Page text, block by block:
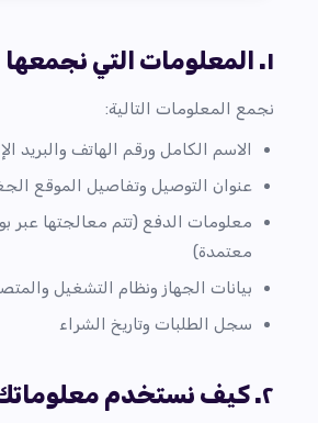
١. المعلومات التي نجمعها
نجمع المعلومات التالية:
الاسم الكامل ورقم الهاتف والبريد
عنوان التوصيل وتفاصيل الموقع
معلومات الدفع (تتم معالجتها عبر
معتمدة)
بيانات الجهاز ونظام التشغيل
سجل الطلبات وتاريخ الشراء
٢. كيف نستخدم معلوماتك